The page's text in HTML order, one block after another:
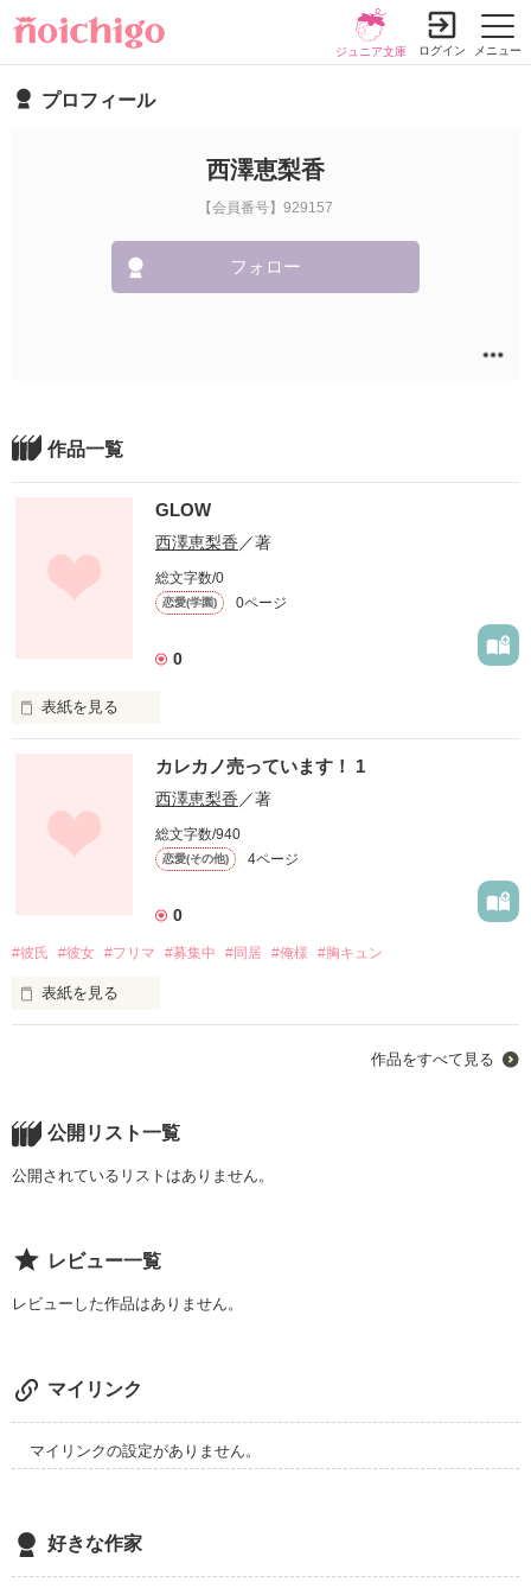
メニュー
ジュニア文庫 ログイン
プロフィール
西澤恵梨香
【会員番号】929157
フォロー
作品一覧
GLOW
西澤恵梨香 ／著
総文字数/0
恋愛(学園) 0ページ
0
表紙を見る
作品を読む
カレカノ売っています！ 1
西澤恵梨香 ／著
総文字数/940
恋愛(その他) 4ページ
0
#彼氏 #彼女 #フリマ #募集中 #同居 #俺様 #胸キュン
表紙を見る
フリマアプリ「ウルカイ」から通知が来ているのに気づく。そ
半信半疑で使って見るが…！？
作品をすべて見る
公開リスト一覧
公開されているリストはありません。
レビュー一覧
レビューした作品はありません。
マイリンク
マイリンクの設定がありません。
好きな作家